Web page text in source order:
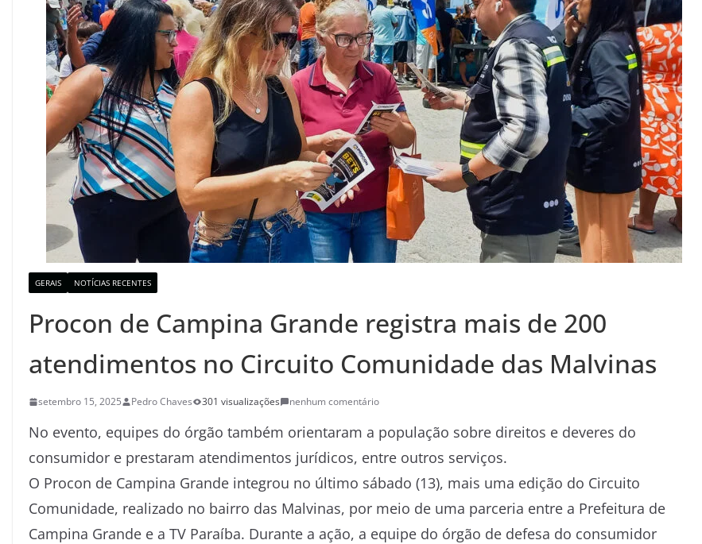
GERAIS NOTÍCIAS RECENTES
Procon de Campina Grande registra mais de 200
atendimentos no Circuito Comunidade das Malvinas
setembro 15, 2025 Pedro Chaves 301 visualizações nenhum comentário
No evento, equipes do órgão também orientaram a população sobre direitos e deveres do
consumidor e prestaram atendimentos jurídicos, entre outros serviços.
O Procon de Campina Grande integrou no último sábado (13), mais uma edição do Circuito
Comunidade, realizado no bairro das Malvinas, por meio de uma parceria entre a Prefeitura de
Campina Grande e a TV Paraíba. Durante a ação, a equipe do órgão de defesa do consumidor